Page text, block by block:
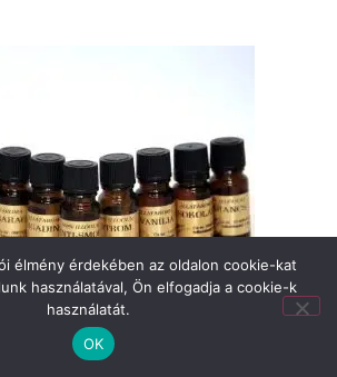
élmény érdekében az oldalon cookie-kat
használatával, Ön elfogadja a cookie-k
használatát.
OK